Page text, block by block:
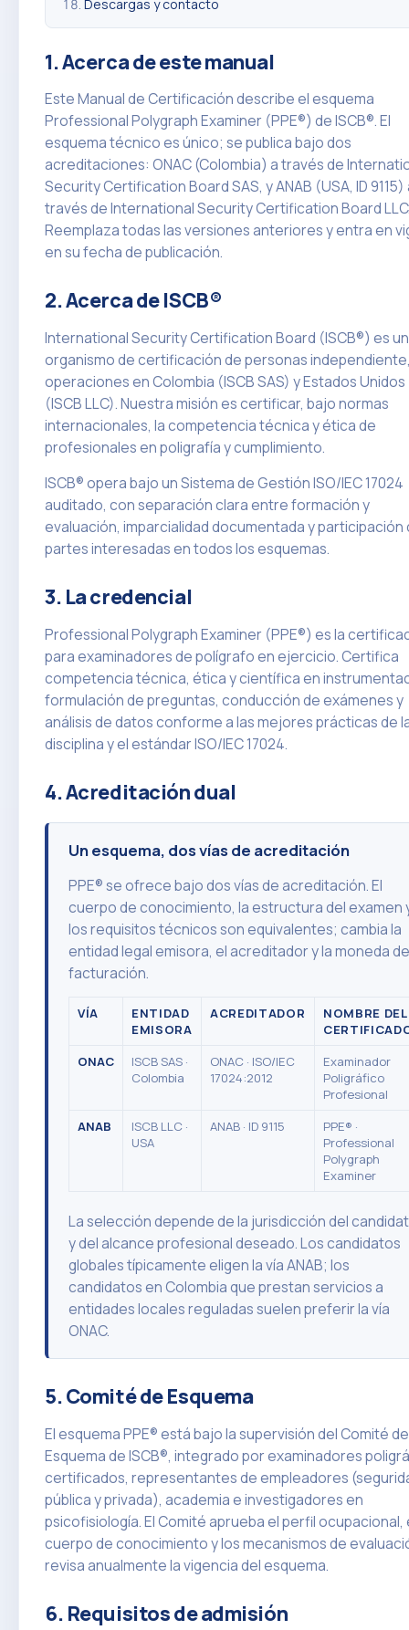
Descargas y contacto
1. Acerca de este manual
Este Manual de Certificación describe el esquema
Professional Polygraph Examiner (PPE®) de ISCB®. El
esquema técnico es único; se publica bajo dos
acreditaciones: ONAC (Colombia) a través de
Security Certification Board SAS, y ANAB (USA, ID 9115)
través de International Security Certification Board
Reemplaza todas las versiones anteriores y entra en
en su fecha de publicación.
2. Acerca de ISCB®
International Security Certification Board (ISCB®) es un
organismo de certificación de personas
operaciones en Colombia (ISCB SAS) y Estados Unidos
(ISCB LLC). Nuestra misión es certificar, bajo normas
internacionales, la competencia técnica y ética de
profesionales en poligrafía y cumplimiento.
ISCB® opera bajo un Sistema de Gestión ISO/IEC 17024
auditado, con separación clara entre formación y
evaluación, imparcialidad documentada y participación
partes interesadas en todos los esquemas.
3. La credencial
Professional Polygraph Examiner (PPE®) es la
para examinadores de polígrafo en ejercicio. Certifica
competencia técnica, ética y científica en
formulación de preguntas, conducción de exámenes y
análisis de datos conforme a las mejores prácticas de
disciplina y el estándar ISO/IEC 17024.
4. Acreditación dual
Un esquema, dos vías de acreditación
PPE® se ofrece bajo dos vías de acreditación. El
cuerpo de conocimiento, la estructura del examen
los requisitos técnicos son equivalentes; cambia la
entidad legal emisora, el acreditador y la moneda de
facturación.
VÍA
ENTIDAD
EMISORA
ACREDITADOR
NOMBRE DEL
ONAC
ISCB SAS ·
Colombia
ONAC · ISO/IEC
17024:2012
Examinador
Poligráfico
Profesional
ANAB
ISCB LLC ·
USA
ANAB · ID 9115
PPE® ·
Professional
Polygraph
Examiner
La selección depende de la jurisdicción del
y del alcance profesional deseado. Los candidatos
globales típicamente eligen la vía ANAB; los
candidatos en Colombia que prestan servicios a
entidades locales reguladas suelen preferir la vía
ONAC.
5. Comité de Esquema
El esquema PPE® está bajo la supervisión del Comité de
Esquema de ISCB®, integrado por examinadores
certificados, representantes de empleadores
pública y privada), academia e investigadores en
psicofisiología. El Comité aprueba el perfil ocupacional,
cuerpo de conocimiento y los mecanismos de
revisa anualmente la vigencia del esquema.
6. Requisitos de admisión